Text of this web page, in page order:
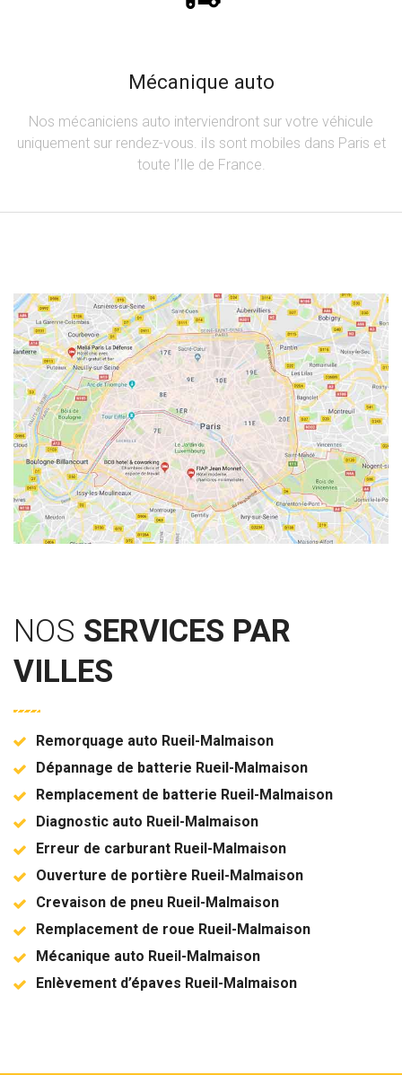
Mécanique auto
Nos mécaniciens auto interviendront sur votre véhicule
uniquement sur rendez-vous. iIs sont mobiles dans Paris et
toute l’Ile de France.
NOS SERVICES PAR
VILLES
Remorquage auto Rueil-Malmaison
Dépannage de batterie Rueil-Malmaison
Remplacement de batterie Rueil-Malmaison
Diagnostic auto Rueil-Malmaison
Erreur de carburant Rueil-Malmaison
Ouverture de portière Rueil-Malmaison
Crevaison de pneu Rueil-Malmaison
Remplacement de roue Rueil-Malmaison
Mécanique auto Rueil-Malmaison
Enlèvement d’épaves Rueil-Malmaison